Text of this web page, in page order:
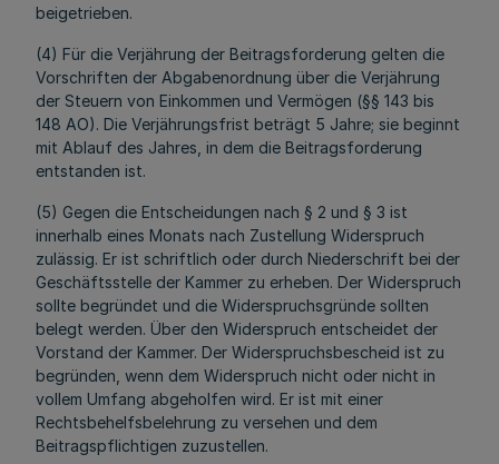
beigetrieben.
(4) Für die Verjährung der Beitragsforderung gelten die
Vorschriften der Abgabenordnung über die Verjährung
der Steuern von Einkommen und Vermögen (§§ 143 bis
148 AO). Die Verjährungsfrist beträgt 5 Jahre; sie beginnt
mit Ablauf des Jahres, in dem die Beitragsforderung
entstanden ist.
(5) Gegen die Entscheidungen nach § 2 und § 3 ist
innerhalb eines Monats nach Zustellung Widerspruch
zulässig. Er ist schriftlich oder durch Niederschrift bei der
Geschäftsstelle der Kammer zu erheben. Der Widerspruch
sollte begründet und die Widerspruchsgründe sollten
belegt werden. Über den Widerspruch entscheidet der
Vorstand der Kammer. Der Widerspruchsbescheid ist zu
begründen, wenn dem Widerspruch nicht oder nicht in
vollem Umfang abgeholfen wird. Er ist mit einer
Rechtsbehelfsbelehrung zu versehen und dem
Beitragspflichtigen zuzustellen.